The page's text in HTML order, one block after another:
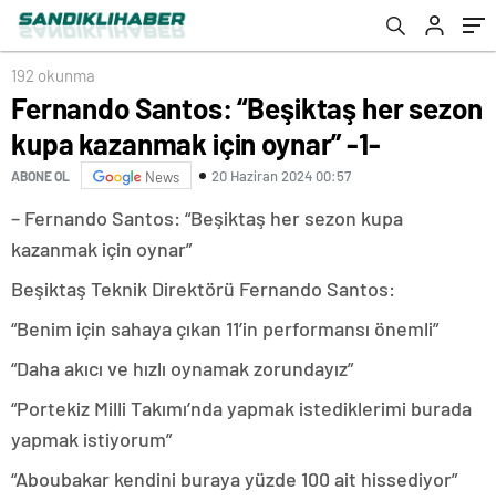
192 okunma
Fernando Santos: “Beşiktaş her sezon
kupa kazanmak için oynar” -1-
ABONE OL News 20 Haziran 2024 00:57
– Fernando Santos: “Beşiktaş her sezon kupa
kazanmak için oynar”
Beşiktaş Teknik Direktörü Fernando Santos:
“Benim için sahaya çıkan 11’in performansı önemli”
“Daha akıcı ve hızlı oynamak zorundayız”
“Portekiz Milli Takımı’nda yapmak istediklerimi burada
yapmak istiyorum”
“Aboubakar kendini buraya yüzde 100 ait hissediyor”